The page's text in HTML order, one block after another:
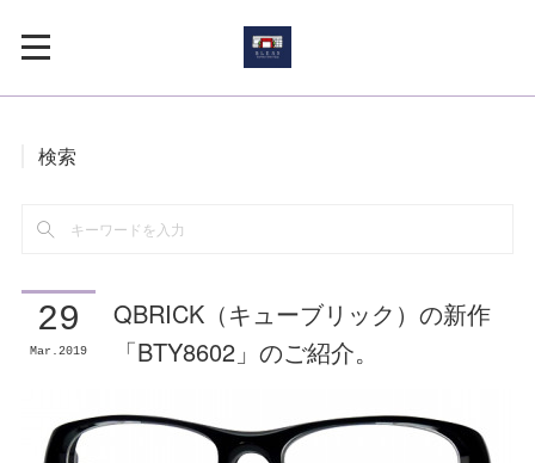
検索
29
Mar 2019
QBRICK（キューブリック）の新作
「BTY8602」のご紹介。